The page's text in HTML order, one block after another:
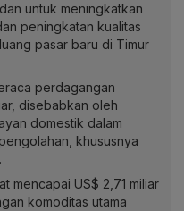
untuk meningkatkan
peningkatan kualitas
pasar baru di Timur
perdagangan
disebabkan oleh
domestik dalam
khususnya
mencapai US$ 2,71 miliar
komoditas utama